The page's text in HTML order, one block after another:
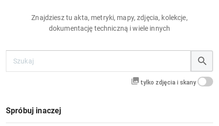
Znajdziesz tu akta, metryki, mapy, zdjęcia, kolekcje,
dokumentację techniczną i wiele innych
tylko zdjęcia i skany
Spróbuj inaczej